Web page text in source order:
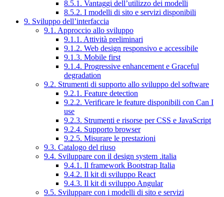
8.5.1. Vantaggi dell’utilizzo dei modelli
8.5.2. I modelli di sito e servizi disponibili
9. Sviluppo dell’interfaccia
9.1. Approccio allo sviluppo
9.1.1. Attività preliminari
9.1.2. Web design responsivo e accessibile
9.1.3. Mobile first
9.1.4. Progressive enhancement e Graceful
degradation
9.2. Strumenti di supporto allo sviluppo del software
9.2.1. Feature detection
9.2.2. Verificare le feature disponibili con Can I
use
9.2.3. Strumenti e risorse per CSS e JavaScript
9.2.4. Supporto browser
9.2.5. Misurare le prestazioni
9.3. Catalogo del riuso
9.4. Sviluppare con il design system .italia
9.4.1. Il framework Bootstrap Italia
9.4.2. Il kit di sviluppo React
9.4.3. Il kit di sviluppo Angular
9.5. Sviluppare con i modelli di sito e servizi